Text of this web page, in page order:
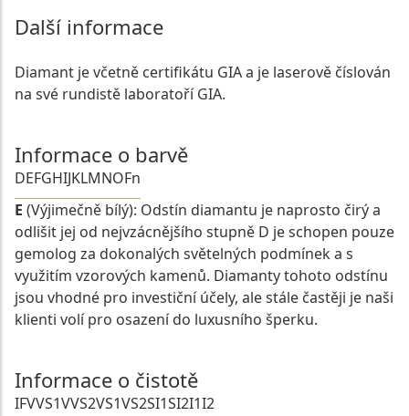
Další informace
Diamant je včetně certifikátu GIA a je laserově číslován
na své rundistě laboratoří GIA.
Informace o barvě
DEFGHIJKLMNOFn
E (Výjimečně bílý): Odstín diamantu je naprosto čirý a
odlišit jej od nejvzácnějšího stupně D je schopen pouze
gemolog za dokonalých světelných podmínek a s
využitím vzorových kamenů. Diamanty tohoto odstínu
jsou vhodné pro investiční účely, ale stále častěji je naši
klienti volí pro osazení do luxusního šperku.
Informace o čistotě
IFVVS1VVS2VS1VS2SI1SI2I1I2